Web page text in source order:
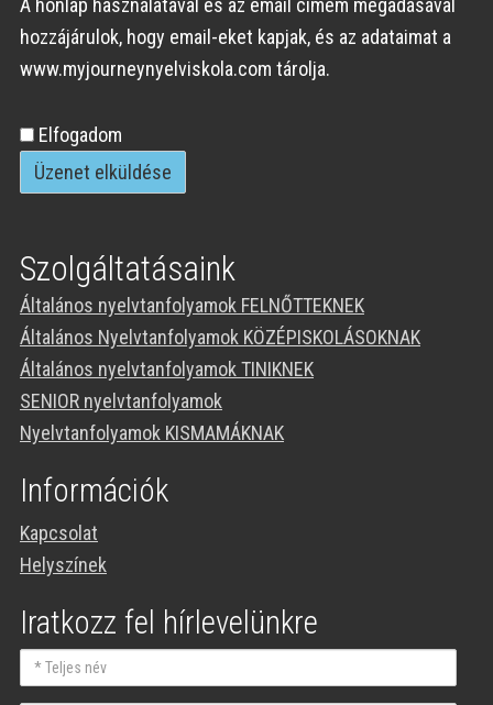
A honlap használatával és az email címem megadásával
hozzájárulok, hogy email-eket kapjak, és az adataimat a
www.myjourneynyelviskola.com tárolja.
Személyes
adatok
elfogadása
Elfogadom
Szolgáltatásaink
Általános nyelvtanfolyamok FELNŐTTEKNEK
Általános Nyelvtanfolyamok KÖZÉPISKOLÁSOKNAK
Általános nyelvtanfolyamok TINIKNEK
SENIOR nyelvtanfolyamok
Nyelvtanfolyamok KISMAMÁKNAK
Információk
Kapcsolat
Helyszínek
Iratkozz fel hírlevelünkre
Teljes